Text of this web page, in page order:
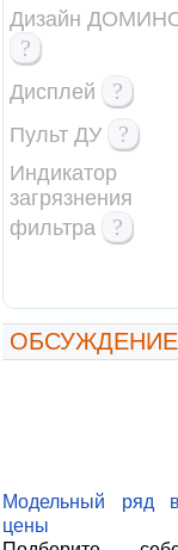
Дизайн
?
Дисплей ?
Пульт ДУ
?
Индикатор
загрязнения
фильтра
?
ОБСУЖДЕНИЕ
Модельный ряд
цены